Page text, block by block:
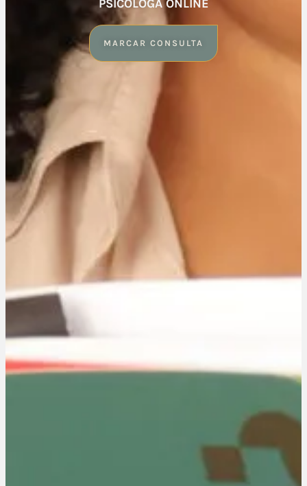
PSICÓLOGA ONLINE
MARCAR CONSULTA